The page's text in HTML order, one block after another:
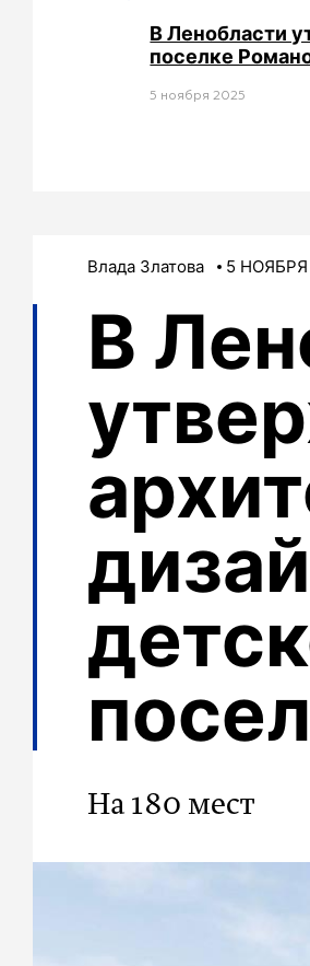
В Ленобласти
поселке
5 ноября 2025
Влада Златова 5 НОЯБРЯ
В
На 180 мест